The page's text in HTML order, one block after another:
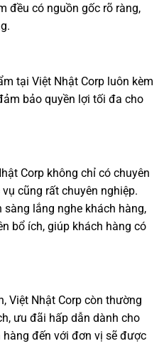
đều có nguồn gốc rõ ràng,
tại Việt Nhật Corp luôn kèm
bảo quyền lợi tối đa cho
Corp không chỉ có chuyên
cũng rất chuyên nghiệp.
sàng lắng nghe khách hàng,
bổ ích, giúp khách hàng có
Việt Nhật Corp còn thường
ưu đãi hấp dẫn dành cho
đến với đơn vị sẽ được